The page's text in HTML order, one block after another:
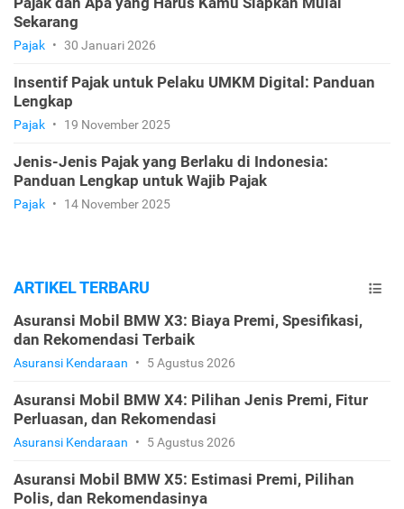
Sekarang
Pajak • 30 Januari 2026
Insentif Pajak untuk Pelaku UMKM Digital: Panduan
Lengkap
Pajak • 19 November 2025
Jenis-Jenis Pajak yang Berlaku di Indonesia:
Panduan Lengkap untuk Wajib Pajak
Pajak • 14 November 2025
ARTIKEL TERBARU
Asuransi Mobil BMW X3: Biaya Premi, Spesifikasi,
dan Rekomendasi Terbaik
Asuransi Kendaraan • 5 Agustus 2026
Asuransi Mobil BMW X4: Pilihan Jenis Premi, Fitur
Perluasan, dan Rekomendasi
Asuransi Kendaraan • 5 Agustus 2026
Asuransi Mobil BMW X5: Estimasi Premi, Pilihan
Polis, dan Rekomendasinya